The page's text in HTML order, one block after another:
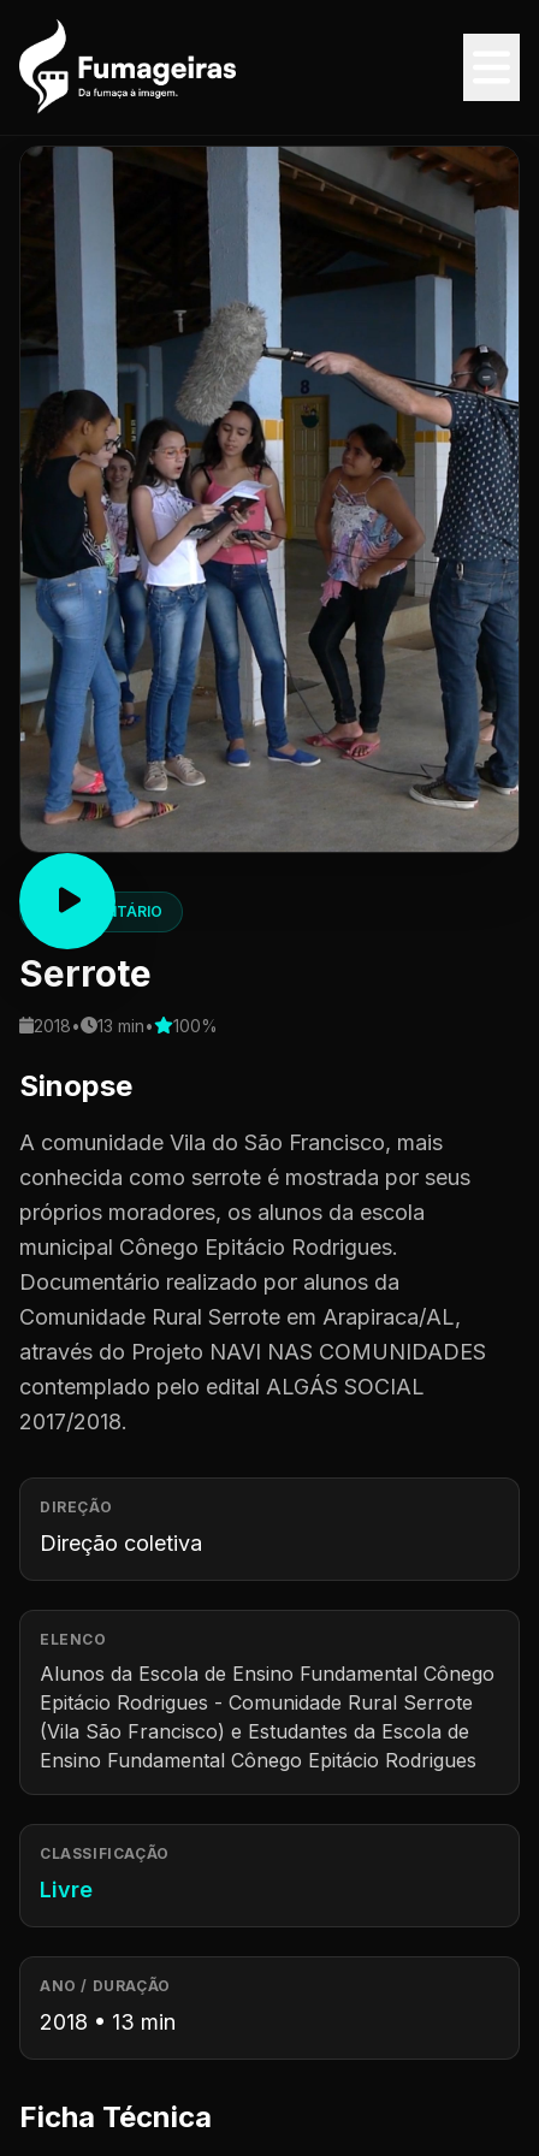
DOCUMENTÁRIO
Serrote
2018• 13 min• 100%
Sinopse
A comunidade Vila do São Francisco, mais
conhecida como serrote é mostrada por seus
próprios moradores, os alunos da escola
municipal Cônego Epitácio Rodrigues.
Documentário realizado por alunos da
Comunidade Rural Serrote em Arapiraca/AL,
através do Projeto NAVI NAS COMUNIDADES
contemplado pelo edital ALGÁS SOCIAL
2017/2018.
DIREÇÃO
Direção coletiva
ELENCO
Alunos da Escola de Ensino Fundamental Cônego
Epitácio Rodrigues - Comunidade Rural Serrote
(Vila São Francisco) e Estudantes da Escola de
Ensino Fundamental Cônego Epitácio Rodrigues
CLASSIFICAÇÃO
Livre
ANO / DURAÇÃO
2018 • 13 min
Ficha Técnica